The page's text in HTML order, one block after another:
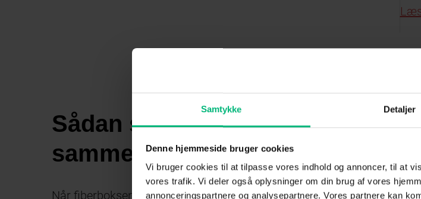
Samtykke Detaljer
Denne hjemmeside bruger cookies
Vi bruger cookies til at tilpasse vores indhold og annoncer, til at
vores trafik. Vi deler også oplysninger om din brug af vores
annonceringspartnere og analysepartnere. Vores partnere kan
Sådan spiller boksen og
sammen
Når fiberboksen er på plads, forbinder vi den til din router med et kabel.